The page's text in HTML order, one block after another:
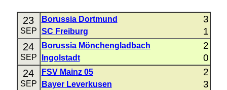
23
SEP
Borussia Dortmund 3
SC Freiburg 1
24
SEP
Borussia Mönchengladbach 2
Ingolstadt 0
24
SEP
FSV Mainz 05 2
Bayer Leverkusen 3